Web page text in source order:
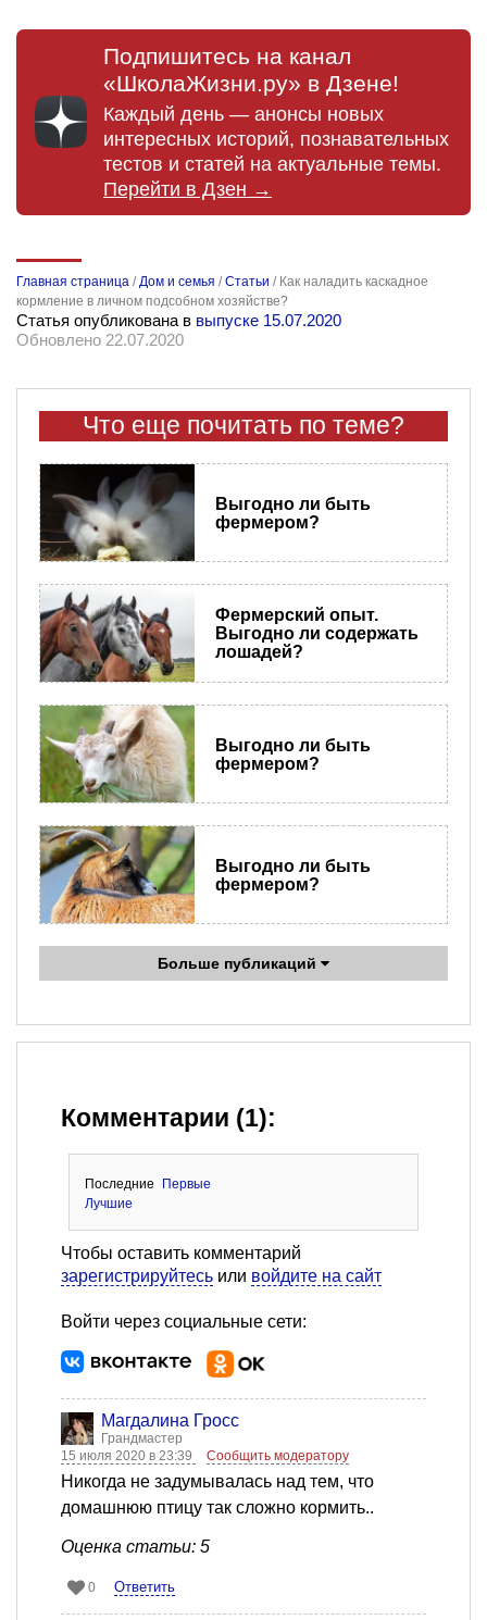
Подпишитесь на канал
«ШколаЖизни.ру» в Дзене!
Каждый день — анонсы новых
интересных историй, познавательных
тестов и статей на актуальные темы.
Перейти в Дзен →
Главная страница /Дом и семья /Статьи / Как наладить каскадное
кормление в личном подсобном хозяйстве?
Статья опубликована в выпуске 15.07.2020
Обновлено 22.07.2020
Что еще почитать по теме?
Выгодно ли быть
фермером?
Фермерский опыт.
Выгодно ли содержать
лошадей?
Выгодно ли быть
фермером?
Выгодно ли быть
фермером?
Больше публикаций
Комментарии (1):
Последние
Первые
Лучшие
Чтобы оставить комментарий
зарегистрируйтесь или войдите на сайт
Войти через социальные сети:
Магдалина Гросс
Грандмастер
15 июля 2020 в 23:39
Сообщить модератору
Никогда не задумывалась над тем, что
домашнюю птицу так сложно кормить..
Оценка статьи: 5
0 Ответить